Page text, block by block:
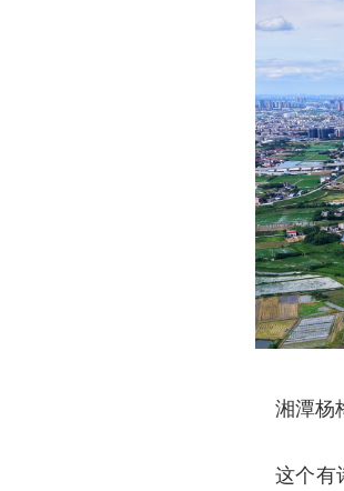
湘潭杨
这个有